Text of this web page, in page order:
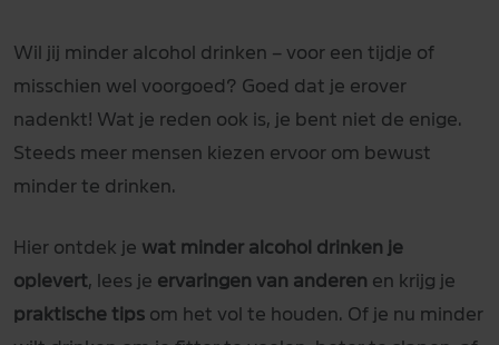
Wil jij minder alcohol drinken – voor een tijdje of
misschien wel voorgoed? Goed dat je erover
nadenkt! Wat je reden ook is, je bent niet de enige.
Steeds meer mensen kiezen ervoor om bewust
minder te drinken.
Hier ontdek je wat minder alcohol drinken je
oplevert, lees je ervaringen van anderen en krijg je
praktische tips om het vol te houden. Of je nu minder